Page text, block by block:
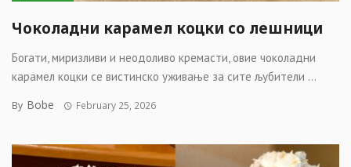
Чоколадни карамел коцки со лешници
Богати, миризливи и неодоливо кремасти, овие чоколадни
карамел коцки се вистинско уживање за сите љубители ...
By Bobe February 25, 2026